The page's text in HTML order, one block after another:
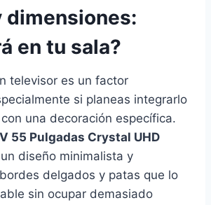
dimensiones:
en tu sala?
televisor es un factor
si planeas integrarlo
una decoración específica.
55 Pulgadas Crystal UHD
diseño minimalista y
delgados y patas que lo
sin ocupar demasiado